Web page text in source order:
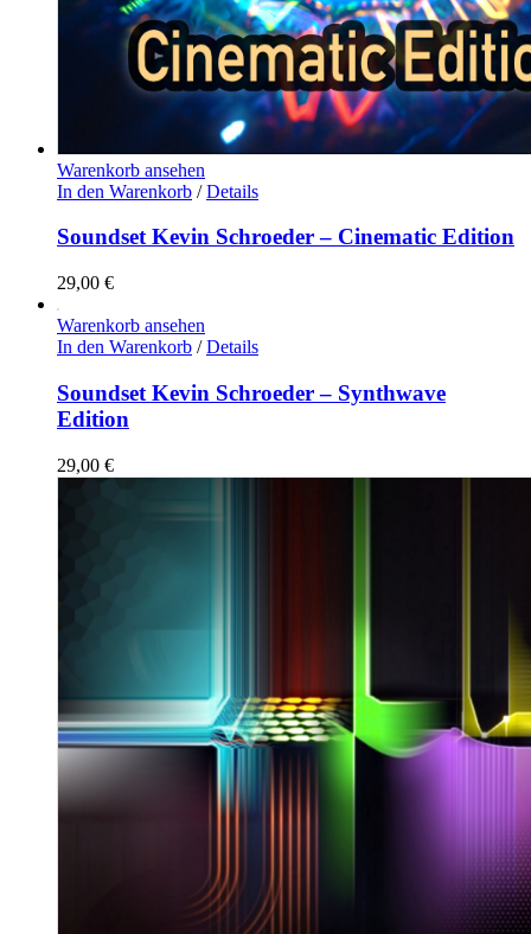
Warenkorb ansehen
In den Warenkorb / Details
Soundset Kevin Schroeder – Cinematic Edition
29,00 €
Warenkorb ansehen
In den Warenkorb / Details
Soundset Kevin Schroeder – Synthwave
Edition
29,00 €